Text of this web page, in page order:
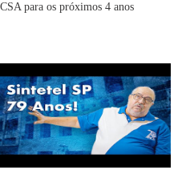
CSA para os próximos 4 anos